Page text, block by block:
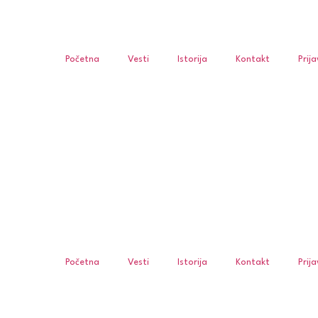
Početna Vesti Istorija Kontakt
Početna Vesti Istorija Kontakt